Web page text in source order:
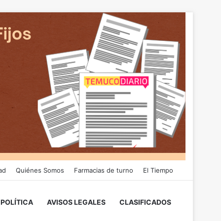
Quiénes Somos Farmacias de turno El Tiempo
POLÍTICA AVISOS LEGALES CLASIFICADOS